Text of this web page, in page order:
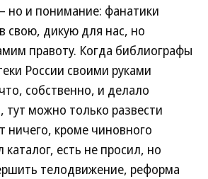
но и понимание: фанатики
свою, дикую для нас, но
правоту. Когда библиографы
России своими руками
собственно, и делало
тут можно только развести
ничего, кроме чиновного
каталог, есть не просил, но
телодвижение, реформа